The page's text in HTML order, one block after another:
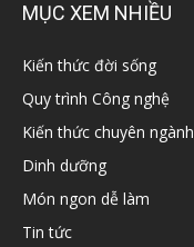
MỤC XEM NHIỀU
Kiến thức đời sống
Quy trình Công nghệ
Kiến thức chuyên ngành
Dinh dưỡng
Món ngon dễ làm
Tin tức